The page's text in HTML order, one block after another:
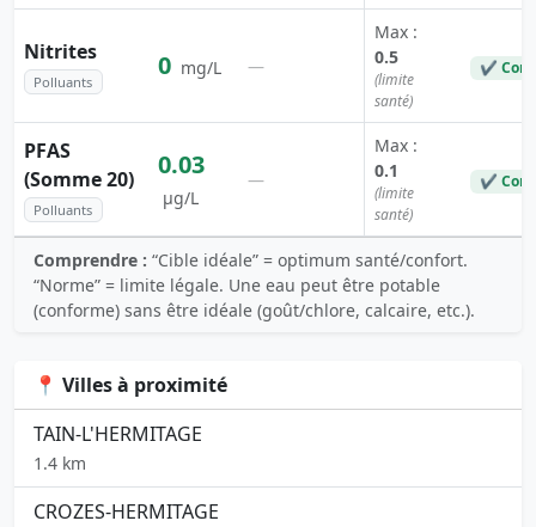
Nitrites
Polluants
0 mg/L —
Max :
0.5
(limite
santé)
✔
PFAS
(Somme 20)
Polluants
0.03
µg/L
—
Max :
0.1
(limite
santé)
✔
Comprendre : “Cible idéale” = optimum santé/confort.
“Norme” = limite légale. Une eau peut être potable
(conforme) sans être idéale (goût/chlore, calcaire, etc.).
📍 Villes à proximité
TAIN-L'HERMITAGE
1.4 km
CROZES-HERMITAGE